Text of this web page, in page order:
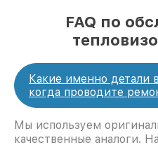
FAQ по
Какие именно детали
когда проводите
Мы используем
качественные аналоги.